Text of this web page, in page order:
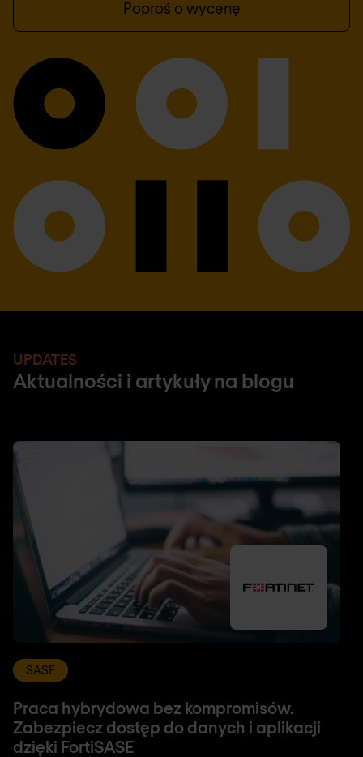
Poproś o wycenę
UPDATES
Aktualności i artykuły na blogu
SASE
Praca hybrydowa bez kompromisów.
Zabezpiecz dostęp do danych i aplikacji
dzięki FortiSASE